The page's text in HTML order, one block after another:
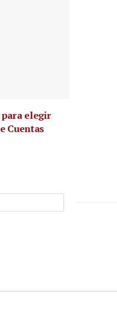
elegir
Cuentas